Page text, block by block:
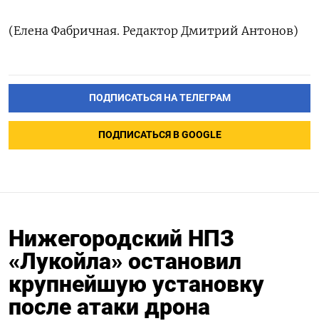
(Елена Фабричная. Редактор Дмитрий Антонов)
ПОДПИСАТЬСЯ НА ТЕЛЕГРАМ
ПОДПИСАТЬСЯ В GOOGLE
Нижегородский НПЗ
«Лукойла» остановил
крупнейшую установку
после атаки дрона